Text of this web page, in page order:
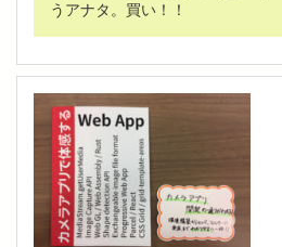
うアナタ。買い！！